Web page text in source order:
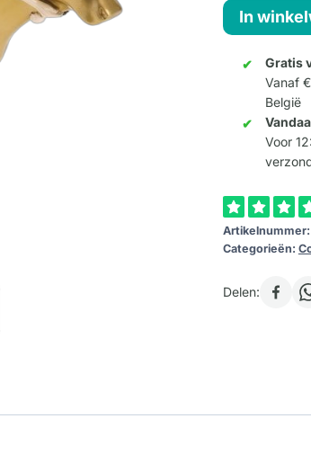
Tanrica
(Large)
aantal
In
Gratis
Vanaf
België
Voor
Artikelnummer:
Categorieën:
Delen: